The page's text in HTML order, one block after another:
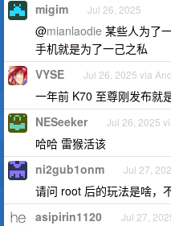
migim Jul 26, 2025
@mianlaodie 某些人为了
手机就是为了一己之私
VYSE Jul 26, 2025 via
一年前 K70 至尊刚发布就
NESeeker Jul 26, 2025
哈哈 雷猴活该
ni2gub1onm Jul 27,
请问 root 后的玩法是啥，
asipirin1120 Jul 27,